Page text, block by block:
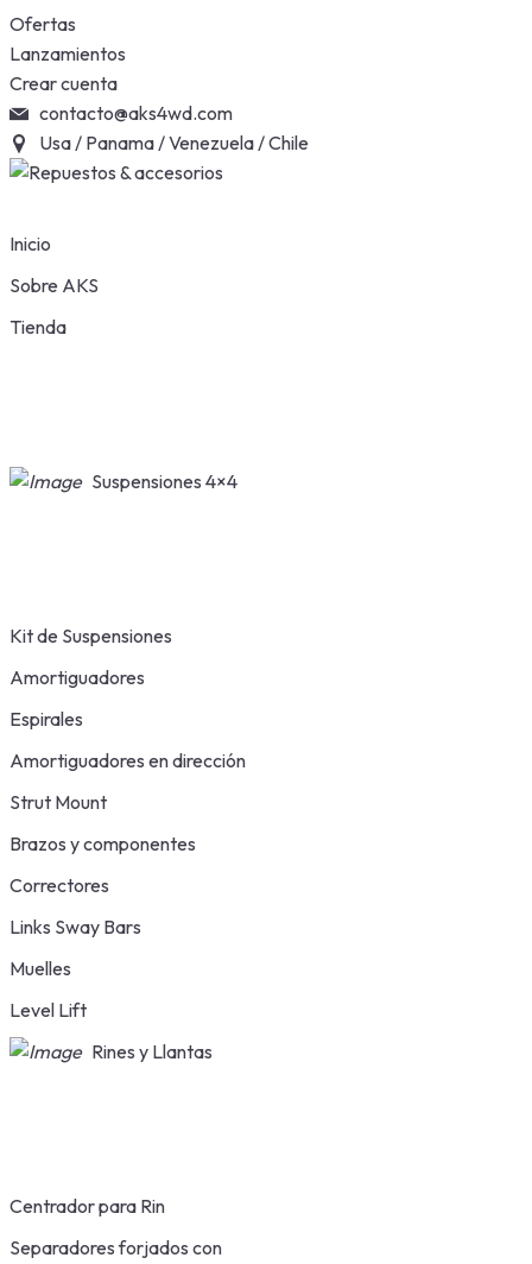
Skip
to
content
Ofertas
Lanzamientos
Crear cuenta
contacto@aks4wd.com
Usa / Panama / Venezuela / Chile
Inicio
Sobre AKS
Tienda
Suspensiones 4×4
Kit de Suspensiones
Amortiguadores
Espirales
Amortiguadores en dirección
Strut Mount
Brazos y componentes
Correctores
Links Sway Bars
Muelles
Level Lift
Rines y Llantas
Centrador para Rin
Separadores forjados con